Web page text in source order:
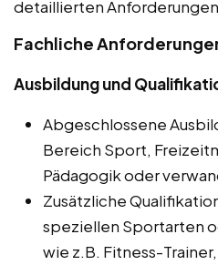
detaillierten
Fachliche
Ausbildung und
Abgeschlossene
Bereich Sport,
Pädagogik oder
Zusätzliche
speziellen Sportarten
wie z.B. Fitness-